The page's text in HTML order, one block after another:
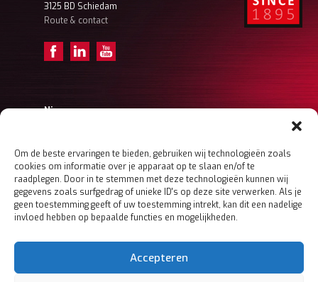
Om de beste ervaringen te bieden, gebruiken wij technologieën zoals
cookies om informatie over je apparaat op te slaan en/of te
raadplegen. Door in te stemmen met deze technologieën kunnen wij
gegevens zoals surfgedrag of unieke ID's op deze site verwerken. Als je
geen toestemming geeft of uw toestemming intrekt, kan dit een nadelige
invloed hebben op bepaalde functies en mogelijkheden.
Accepteren
3125 BD Schiedam
Route & contact
Nieuws
Achter de schermen – Koen (Ordermanager)
Meer nieuws
Home